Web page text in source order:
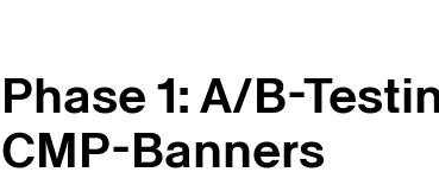
Phase 1: A/B-
CMP-Banners